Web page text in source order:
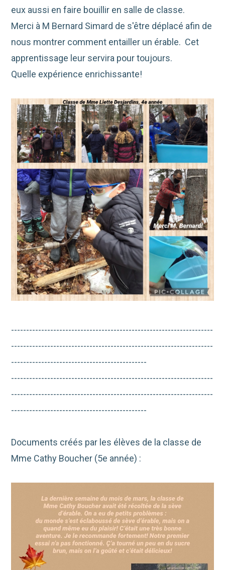
eux aussi en faire bouillir en salle de classe.
Merci à M Bernard Simard de s'être déplacé afin de
nous montrer comment entailler un érable. Cet
apprentissage leur servira pour toujours.
Quelle expérience enrichissante!
-------------------------------------------------------------------
-------------------------------------------------------------------
---------------------------------------------
-------------------------------------------------------------------
-------------------------------------------------------------------
---------------------------------------------
Documents créés par les élèves de la classe de
Mme Cathy Boucher (5e année) :